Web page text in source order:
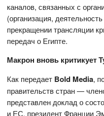
каналов, связанных с
(организация,
прекращении трансляции
передач о Египте.
Макрон вновь критикует
Как передает Bold Media,
правительств стран —
представлен доклад о
и ЕС, президент Франции